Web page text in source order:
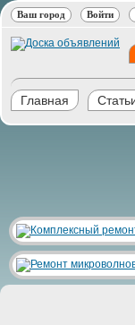
Ваш город Войти
Главная